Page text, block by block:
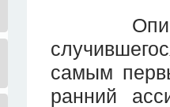
самым
ранний